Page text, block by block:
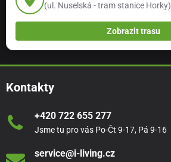
(ul. Nuselská - tram stanice Horky)
Zobrazit trasu
Kontakty
+420 722 655 277
Jsme tu pro vás Po-Čt 9-17, Pá 9-16
service@i-living.cz